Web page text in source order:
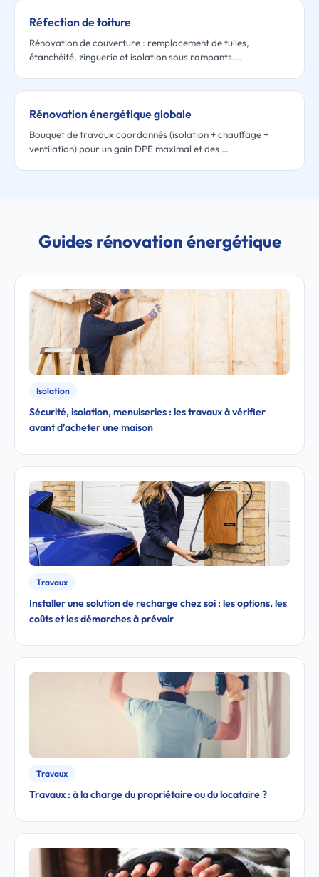
Réfection de toiture
Rénovation de couverture : remplacement de tuiles,
étanchéité, zinguerie et isolation sous rampants.…
Rénovation énergétique globale
Bouquet de travaux coordonnés (isolation + chauffage +
ventilation) pour un gain DPE maximal et des …
Guides rénovation énergétique
Isolation
Sécurité, isolation, menuiseries : les travaux à vérifier
avant d’acheter une maison
Travaux
Installer une solution de recharge chez soi : les options, les
coûts et les démarches à prévoir
Travaux
Travaux : à la charge du propriétaire ou du locataire ?